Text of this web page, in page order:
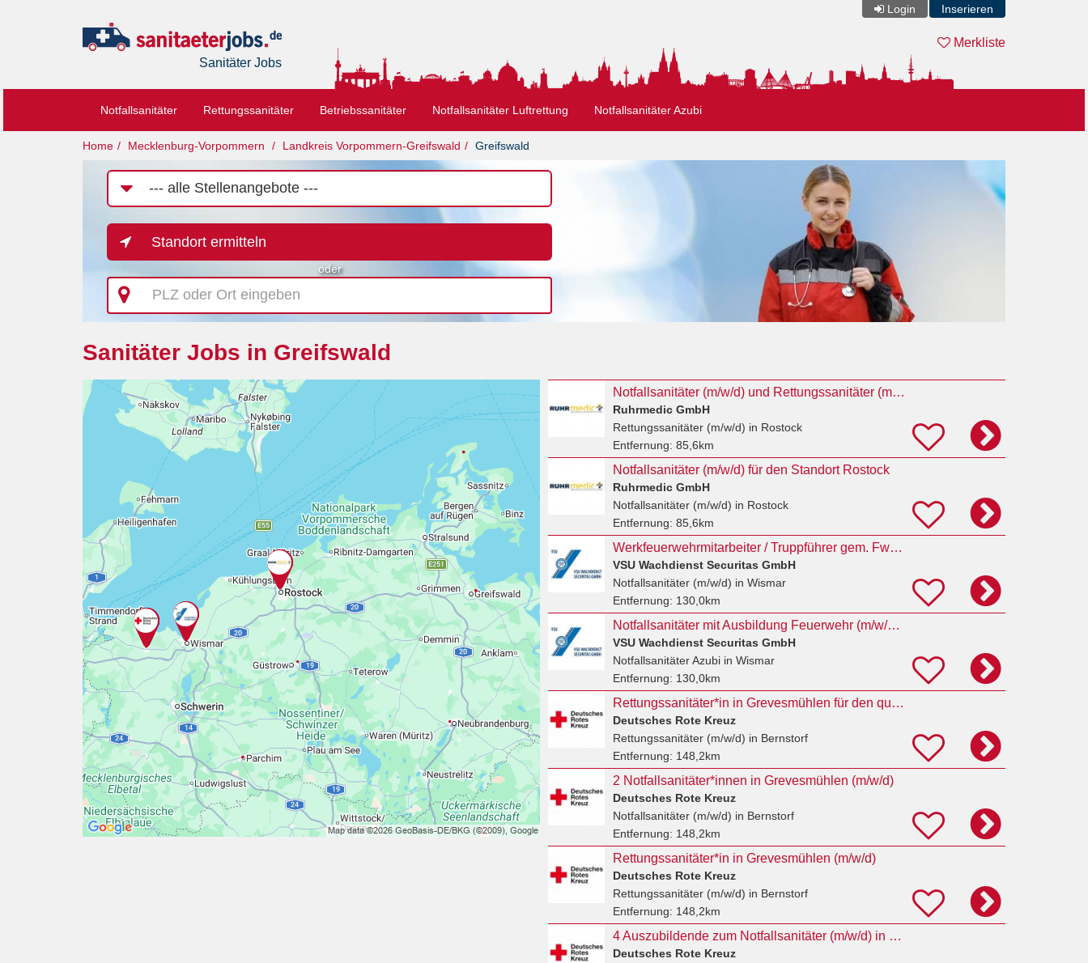
Login Inserieren
Sanitäter Jobs
Merkliste
Notfallsanitäter Rettungssanitäter Betriebssanitäter Notfallsanitäter Luftrettung Notfallsanitäter Azubi
Home Mecklenburg-Vorpommern Landkreis Vorpommern-Greifswald Greifswald
Job-
Kategorie
Standort ermitteln
oder
PLZ
oder
Ort
Sanitäter Jobs in Greifswald
Notfallsanitäter (m/w/d) und Rettungssanitäter (m/w/d) für den Standort Rostock
Ruhrmedic GmbH
Rettungssanitäter (m/w/d) in Rostock
Entfernung: 85,6km
Notfallsanitäter (m/w/d) für den Standort Rostock
Ruhrmedic GmbH
Notfallsanitäter (m/w/d) in Rostock
Entfernung: 85,6km
Werkfeuerwehrmitarbeiter / Truppführer gem. FwDV 2 + Notfallsanitäter (m/w/d) in Wismar
VSU Wachdienst Securitas GmbH
Notfallsanitäter (m/w/d) in Wismar
Entfernung: 130,0km
Notfallsanitäter mit Ausbildung Feuerwehr (m/w/d) in Wismar
VSU Wachdienst Securitas GmbH
Notfallsanitäter Azubiin Wismar
Entfernung: 130,0km
Rettungssanitäter*in in Grevesmühlen für den qualifizierten Krankentransport (m/w/d)
Deutsches Rote Kreuz
Rettungssanitäter (m/w/d) in Bernstorf
Entfernung: 148,2km
2 Notfallsanitäter*innen in Grevesmühlen (m/w/d)
Deutsches Rote Kreuz
Notfallsanitäter (m/w/d) in Bernstorf
Entfernung: 148,2km
Rettungssanitäter*in in Grevesmühlen (m/w/d)
Deutsches Rote Kreuz
Rettungssanitäter (m/w/d) in Bernstorf
Entfernung: 148,2km
4 Auszubildende zum Notfallsanitäter (m/w/d) in Vollzeit
Deutsches Rote Kreuz